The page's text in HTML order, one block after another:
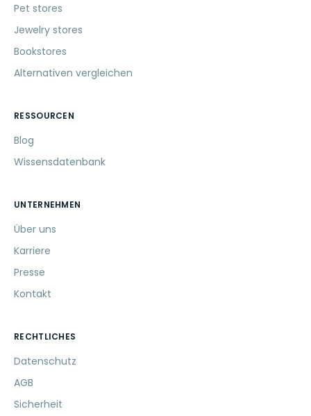
Pet stores
Jewelry stores
Bookstores
Alternativen vergleichen
RESSOURCEN
Blog
Wissensdatenbank
UNTERNEHMEN
Über uns
Karriere
Presse
Kontakt
RECHTLICHES
Datenschutz
AGB
Sicherheit